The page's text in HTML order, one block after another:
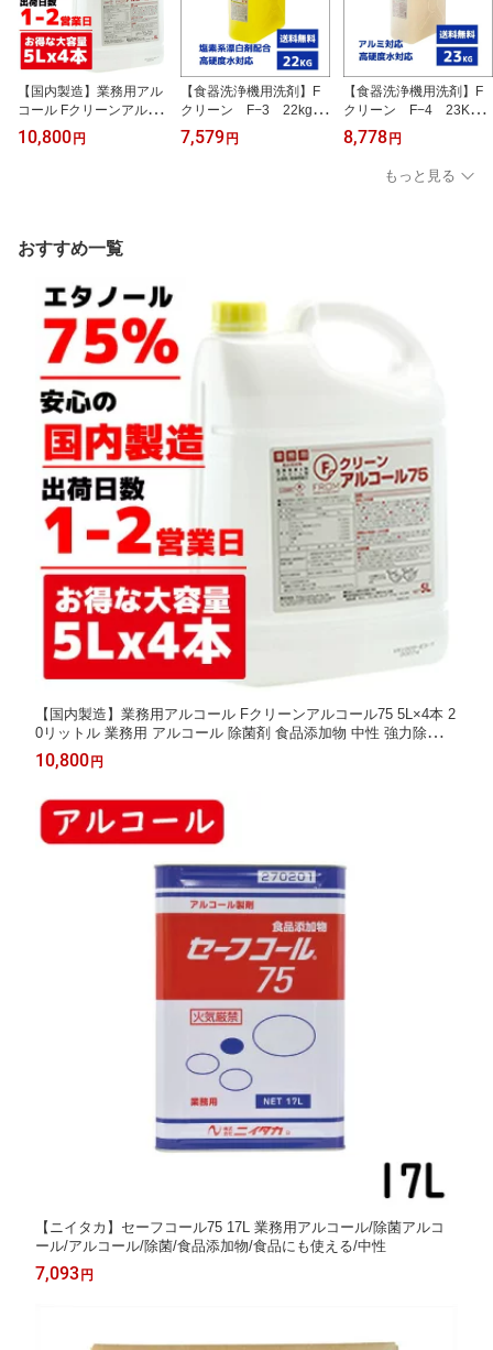
【国内製造】業務用アル
コール Fクリーンアルコ
ール75 5L×4本 20リット
ル 業務用 アルコール 除
10,800円
【食器洗浄機用洗剤】F
クリーン F−3 22kg
塩素系漂白剤配合 業務
用洗剤 業務用洗浄剤 食
7,579円
【食器洗浄機用洗剤】F
クリーン F−4 23Kg
アルミ製品対応可 業務
用洗剤 業務用洗浄剤 食
洗器用 大容量 国内製
造 各種洗浄機メーカー
8,778円
もっと見る
おすすめ一覧
【国内製造】業務用アルコール Fクリーンアルコール75 5L×4本 2
0リットル 業務用 アルコール 除菌剤 食品添加物 中性 強力除菌
大容量
10,800円
【ニイタカ】セーフコール75 17L 業務用アルコール/除菌アルコ
ール/アルコール/除菌/食品添加物/食品にも使える/中性
7,093円